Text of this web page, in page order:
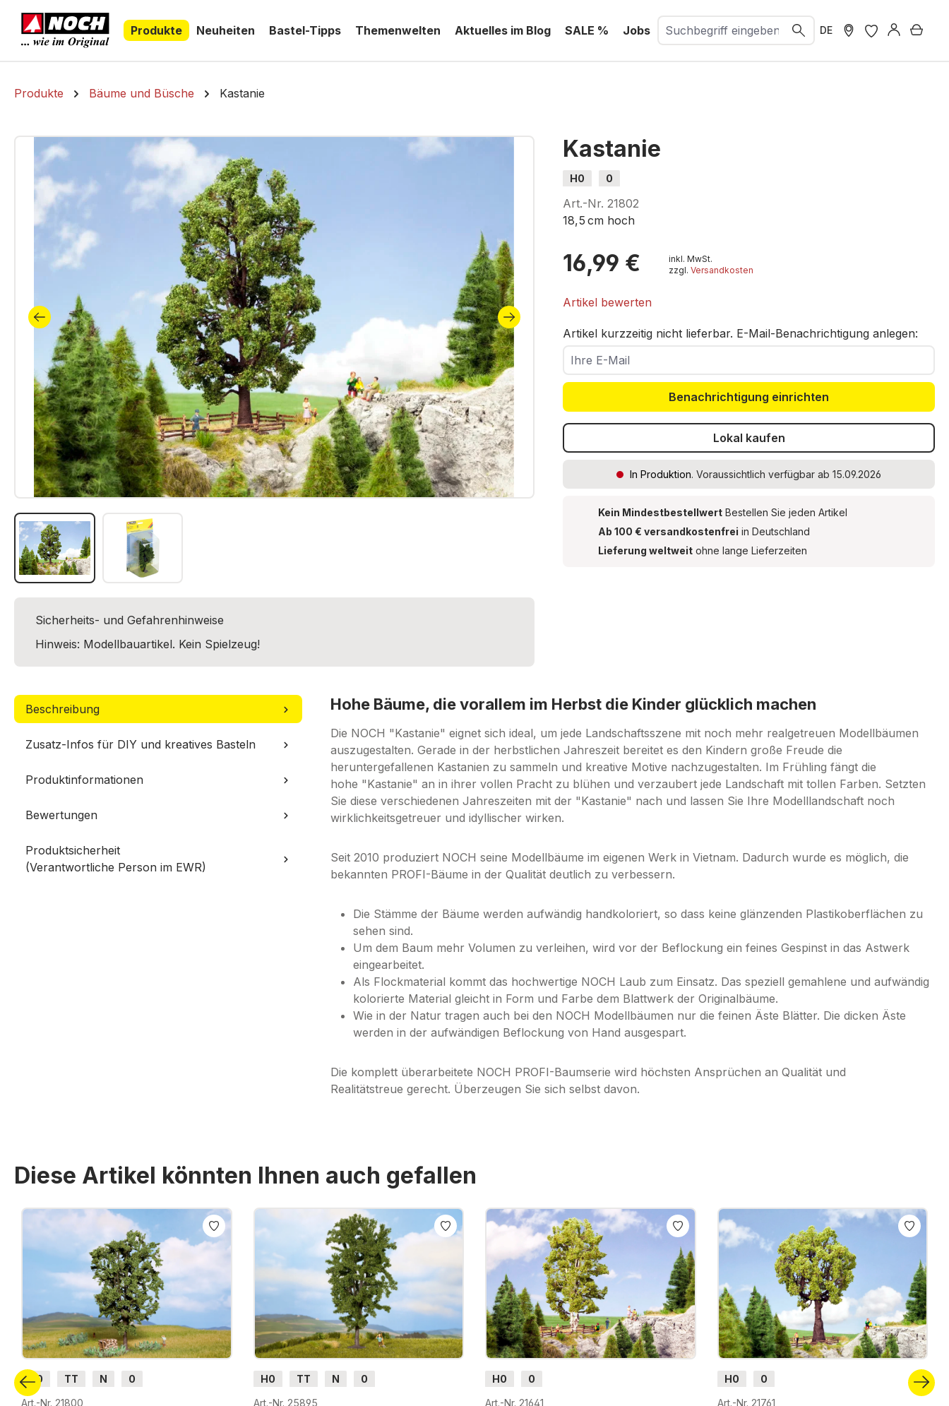
Zur Hauptnavigation springen
Produkte
Neuheiten Bastel-Tipps Themenwelten Aktuelles im Blog SALE % Jobs DE
Produkte Bäume und Büsche Kastanie
Bildergalerie überspringen Kastanie
H0 0
Art.-Nr.21802
18,5 cm hoch
16,99 €
inkl. MwSt.
zzgl.Versandkosten
Artikel bewerten
Artikel kurzzeitig nicht lieferbar. E-Mail-Benachrichtigung anlegen:
Ihre E-Mail
Benachrichtigung einrichten
Lokal kaufen
In Produktion. Voraussichtlich verfügbar ab 15.09.2026
Kein Mindestbestellwert Bestellen Sie jeden Artikel
Ab 100 € versandkostenfrei in Deutschland
Lieferung weltweit ohne lange Lieferzeiten
Sicherheits- und Gefahrenhinweise
Hinweis: Modellbauartikel. Kein Spielzeug!
Beschreibung
Zusatz-Infos für DIY und kreatives Basteln
Produktinformationen
Bewertungen
Produktsicherheit
(Verantwortliche Person im EWR)
Hohe Bäume, die vorallem im Herbst die Kinder glücklich machen
Die NOCH "Kastanie" eignet sich ideal, um jede Landschaftsszene mit noch mehr realgetreuen Modellbäumen
auszugestalten. Gerade in der herbstlichen Jahreszeit bereitet es den Kindern große Freude die
heruntergefallenen Kastanien zu sammeln und kreative Motive nachzugestalten. Im Frühling fängt die
hohe "Kastanie" an in ihrer vollen Pracht zu blühen und verzaubert jede Landschaft mit tollen Farben. Setzten
Sie diese verschiedenen Jahreszeiten mit der "Kastanie" nach und lassen Sie Ihre Modelllandschaft noch
wirklichkeitsgetreuer und idyllischer wirken.
Seit 2010 produziert NOCH seine Modellbäume im eigenen Werk in Vietnam. Dadurch wurde es möglich, die
bekannten PROFI-Bäume in der Qualität deutlich zu verbessern.
Die Stämme der Bäume werden aufwändig handkoloriert, so dass keine glänzenden Plastikoberflächen zu
sehen sind.
Um dem Baum mehr Volumen zu verleihen, wird vor der Beflockung ein feines Gespinst in das Astwerk
eingearbeitet.
Als Flockmaterial kommt das hochwertige NOCH Laub zum Einsatz. Das speziell gemahlene und aufwändig
kolorierte Material gleicht in Form und Farbe dem Blattwerk der Originalbäume.
Wie in der Natur tragen auch bei den NOCH Modellbäumen nur die feinen Äste Blätter. Die dicken Äste
werden in der aufwändigen Beflockung von Hand ausgespart.
Die komplett überarbeitete NOCH PROFI-Baumserie wird höchsten Ansprüchen an Qualität und
Realitätstreue gerecht. Überzeugen Sie sich selbst davon.
Diese Artikel könnten Ihnen auch gefallen
Produktgalerie überspringen
H0 TT N
0
Art.-Nr. 21800
H0 TT N
0
Art.-Nr. 25895
H0
0
Art.-Nr. 21641
H0
0
Art.-Nr. 21761